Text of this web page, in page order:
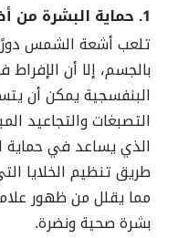
1. حماية البشرة من أضرار الشمس
تلعب أشعة الشمس
بالجسم، إلا أن
البنفسجية يمكن أن
التصبغات والتجاعيد
الذي يساعد في حماية
طريق تنظيم الخلايا
مما يقلل من ظهور
بشرة صحية ونضرة.